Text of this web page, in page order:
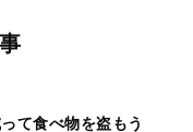
て食べ物を盗もう